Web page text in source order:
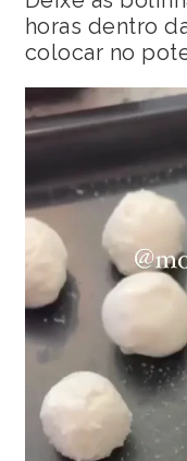
horas dentro
colocar no